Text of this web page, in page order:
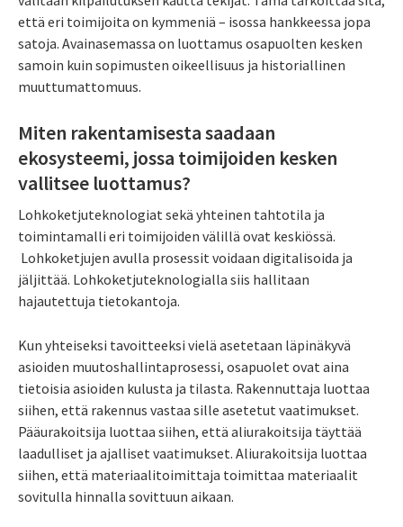
että eri toimijoita on kymmeniä – isossa hankkeessa jopa
satoja. Avainasemassa on luottamus osapuolten kesken
samoin kuin sopimusten oikeellisuus ja historiallinen
muuttumattomuus.
Miten rakentamisesta saadaan
ekosysteemi, jossa toimijoiden kesken
vallitsee luottamus?
Lohkoketjuteknologiat sekä yhteinen tahtotila ja
toimintamalli eri toimijoiden välillä ovat keskiössä.
Lohkoketjujen avulla prosessit voidaan digitalisoida ja
jäljittää. Lohkoketjuteknologialla siis hallitaan
hajautettuja tietokantoja.
Kun yhteiseksi tavoitteeksi vielä asetetaan läpinäkyvä
asioiden muutoshallintaprosessi, osapuolet ovat aina
tietoisia asioiden kulusta ja tilasta. Rakennuttaja luottaa
siihen, että rakennus vastaa sille asetetut vaatimukset.
Pääurakoitsija luottaa siihen, että aliurakoitsija täyttää
laadulliset ja ajalliset vaatimukset. Aliurakoitsija luottaa
siihen, että materiaalitoimittaja toimittaa materiaalit
sovitulla hinnalla sovittuun aikaan.